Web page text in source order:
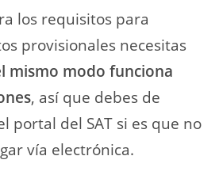
los requisitos para
provisionales necesitas
mismo modo funciona
, así que debes de
portal del SAT si es que no
vía electrónica.